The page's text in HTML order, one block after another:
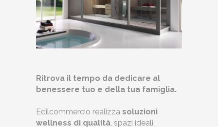
Ritrova il tempo da dedicare al
benessere tuo e della tua famiglia.
Edilcommercio realizza soluzioni
wellness di qualità , spazi ideali